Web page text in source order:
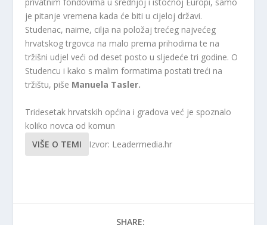
privatnim fondovima u srednjoj i istočnoj Europi, samo
je pitanje vremena kada će biti u cijeloj državi.
Studenac, naime, cilja na položaj trećeg najvećeg
hrvatskog trgovca na malo prema prihodima te na
tržišni udjel veći od deset posto u sljedeće tri godine. O
Studencu i kako s malim formatima postati treći na
tržištu, piše Manuela Tasler.
Tridesetak hrvatskih općina i gradova već je spoznalo
koliko novca od komun
VIŠE O TEMI
Izvor: Leadermedia.hr
SHARE: